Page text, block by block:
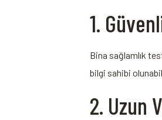
1.
Bina⁤ sağlamlık
bilgi sahibi
2. Uzun